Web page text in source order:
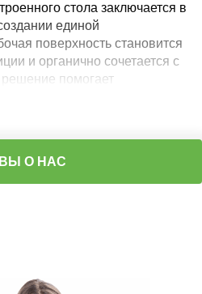
стола заключается в
единой
поверхность становится
и органично сочетается с
помогает
все необходимые вещи
занятий. Стол может
остается просторной и
О НАС